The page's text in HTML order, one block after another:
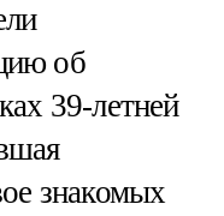
об
39-летней
знакомых